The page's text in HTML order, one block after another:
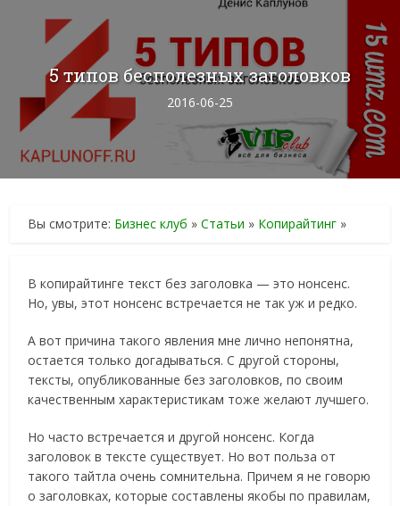
5 типов бесполезных заголовков
2016-06-25
Вы смотрите: Бизнес клуб »Статьи » Копирайтинг »
В копирайтинге текст без заголовка — это нонсенс.
Но, увы, этот нонсенс встречается не так уж и редко.
А вот причина такого явления мне лично непонятна,
остается только догадываться. С другой стороны,
тексты, опубликованные без заголовков, по своим
качественным характеристикам тоже желают лучшего.
Но часто встречается и другой нонсенс. Когда
заголовок в тексте существует. Но вот польза от
такого тайтла очень сомнительна. Причем я не говорю
о заголовках, которые составлены якобы по правилам,